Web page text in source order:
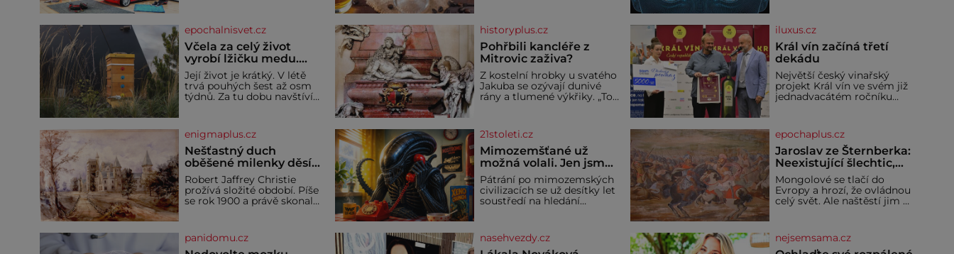
bezpečí, kreativitu,
soustředění i odpočinek a
reaguje na každou etapu
života a specifické potřeby
dítěte. Pro nejmenší je
klíčová jednoduchost,
měkkost a bezpečí, proto
by pokoj miminka měl
nemohli pokračovat v cestě.
Povzbudil je tehdy kávou,
nabourala mysl. Živím se
jako mzdová účetní a konec
měsíce je pro mě vždy
velice psychicky náročným
máme vnoučata, mi dcera
čím dál častěji volá o
pomoc, co se hlídání týče.
epochalnisvet.cz
Včela za celý život
vyrobí lžičku medu.
Čím je pražský med ze
střech tak ceněný?
Její život je krátký. V létě
trvá pouhých šest až osm
týdnů. Za tu dobu navštíví
přibližně devět gramů
medu – zhruba jednu
čajovou lžičku. Sama o sobě
se může zdát bezvýznamná.
Teprve když se spojí s
dalšími desítkami tisíc
příslušnic svého včelstva,
vznikne jeden z
historyplus.cz
Pohřbili kancléře z
Mitrovic zaživa?
Z kostelní hrobky u svatého
Jakuba se ozývají dunivé
rány a tlumené výkřiky. „To
kopy grošů by se nikdo
neodvážil podzemní hrobku
otevřít a její poklop tak
raději jen skrápí svěcenou
vodou. Za několik dní divné
burácení skutečně ustane.
Když o mnoho let později
hrobku
iluxus.cz
Král vín začíná třetí
dekádu
Největší český vinařský
projekt Král vín ve svém již
jednadvacátém ročníku
porota z celkem 1260
vzorků od 157 vinařů. Král
vín, který se – i pře
enigmaplus.cz
Nešťastný duch
oběšené milenky děsí
studentky
Robert Jaffrey Christie
prožívá složité období. Píše
se rok 1900 a právě skonal
(1829–1900). Smutná
událost je ale doprovázena
21stoleti.cz
Mimozemšťané už
možná volali. Jen jsme
jejich zprávu
nedokázali rozpoznat
Pátrání po mimozemských
civilizacích se už desítky let
soustředí na hledání
sama vytvořila jen stěží.
Nová studie však naznačuje,
epochaplus.cz
Jaroslav ze Šternberka:
Neexistující šlechtic,
který z Moravy vyžene
Mongoly
Mongolové se tlačí do
Evropy a hrozí, že ovládnou
celý svět. Ale naštěstí jim v
království, které dokáže
dobyvatelské hordy
panidomu.cz nasehvezdy.cz nejsemsama.cz